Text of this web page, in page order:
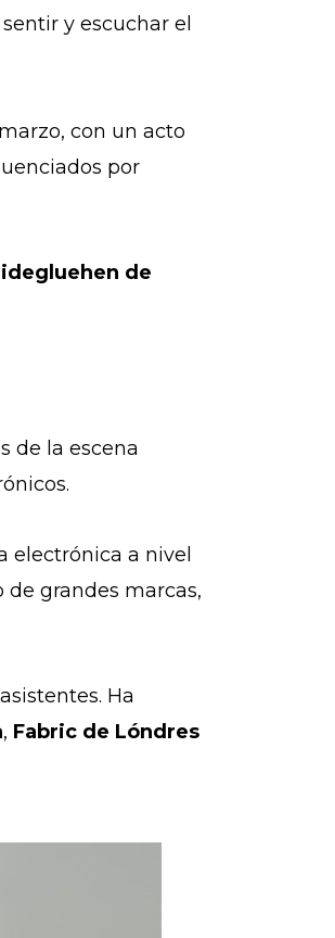
y escuchar el
con un acto
por
de
de la escena
electrónica a nivel
de grandes marcas,
Ha
, Fabric de Lóndres